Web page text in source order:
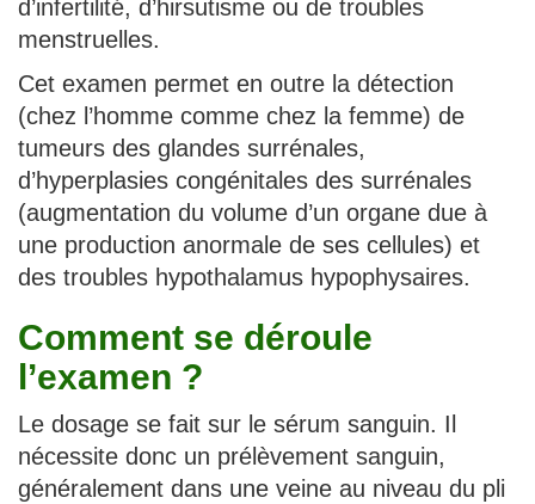
d’infertilité, d’hirsutisme ou de troubles
menstruelles.
Cet examen permet en outre la détection
(chez l’homme comme chez la femme) de
tumeurs des glandes surrénales,
d’hyperplasies congénitales des surrénales
(augmentation du volume d’un organe due à
une production anormale de ses cellules) et
des troubles hypothalamus hypophysaires.
Comment se déroule
l’examen ?
Le dosage se fait sur le sérum sanguin. Il
nécessite donc un prélèvement sanguin,
généralement dans une veine au niveau du pli